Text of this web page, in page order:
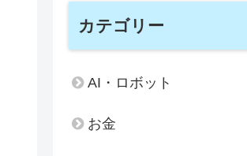
カテゴリー
AI・ロボット
お金